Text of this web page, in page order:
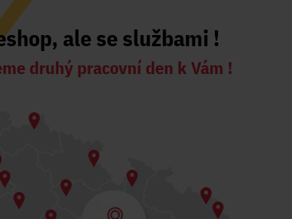
ale se službami !
druhý pracovní den k Vám !